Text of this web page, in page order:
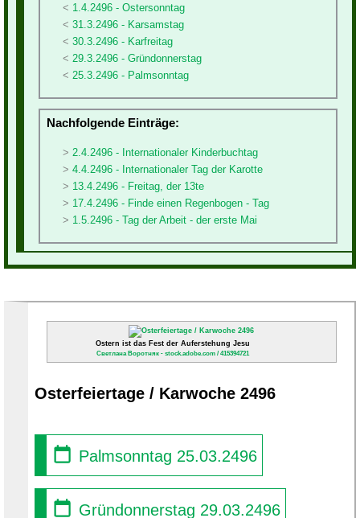
1.4.2496 - Ostersonntag
31.3.2496 - Karsamstag
30.3.2496 - Karfreitag
29.3.2496 - Gründonnerstag
25.3.2496 - Palmsonntag
Nachfolgende Einträge:
2.4.2496 - Internationaler Kinderbuchtag
4.4.2496 - Internationaler Tag der Karotte
13.4.2496 - Freitag, der 13te
17.4.2496 - Finde einen Regenbogen - Tag
1.5.2496 - Tag der Arbeit - der erste Mai
Ostern ist das Fest der Auferstehung Jesu
Светлана Воротняк - stock.adobe.com / 415394721
Osterfeiertage / Karwoche 2496
Palmsonntag 25.03.2496
Gründonnerstag 29.03.2496